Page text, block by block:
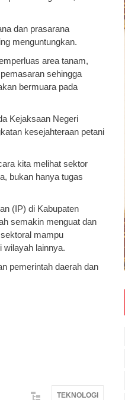
dan prasarana
menguntungkan.
area tanam,
sehingga
bermuara pada
Kejaksaan Negeri
kesejahteraan petani
kita melihat sektor
bukan hanya tugas
(IP) di Kabupaten
semakin menguat dan
mampu
wilayah lainnya.
pemerintah daerah dan
TEKNOLOGI